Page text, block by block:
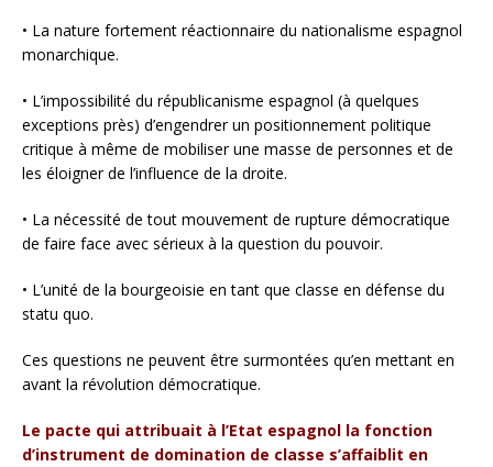
• La nature fortement réactionnaire du nationalisme espagnol
monarchique.
• L’impossibilité du républicanisme espagnol (à quelques
exceptions près) d’engendrer un positionnement politique
critique à même de mobiliser une masse de personnes et de
les éloigner de l’influence de la droite.
• La nécessité de tout mouvement de rupture démocratique
de faire face avec sérieux à la question du pouvoir.
• L’unité de la bourgeoisie en tant que classe en défense du
statu quo.
Ces questions ne peuvent être surmontées qu’en mettant en
avant la révolution démocratique.
Le pacte qui attribuait à l’Etat espagnol la fonction
d’instrument de domination de classe s’affaiblit en